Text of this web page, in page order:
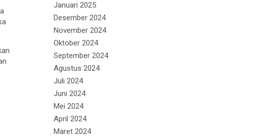
Januari 2025
Desember 2024
November 2024
Oktober 2024
September 2024
Agustus 2024
Juli 2024
Juni 2024
Mei 2024
April 2024
Maret 2024